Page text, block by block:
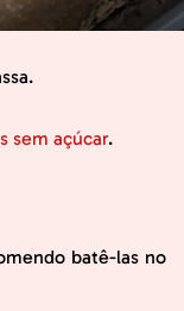
sem açúcar.
batê-las no